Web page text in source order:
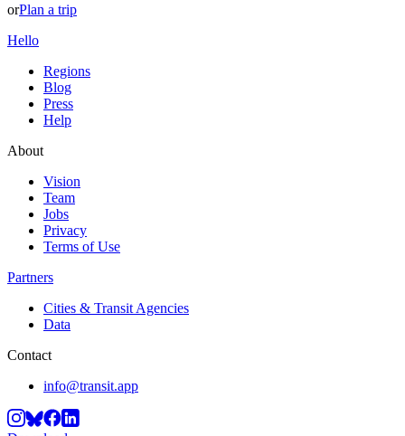
orPlan a trip
Hello
Regions
Blog
Press
Help
About
Vision
Team
Jobs
Privacy
Terms of Use
Partners
Cities & Transit Agencies
Data
Contact
info@transit.app